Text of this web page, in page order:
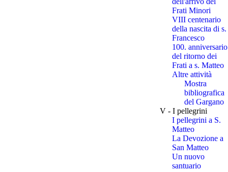
Frati Minori
VIII centenario
della nascita di s.
Francesco
100. anniversario
del ritorno dei
Frati a s. Matteo
Altre attività
Mostra
bibliografica
del Gargano
V - I pellegrini
I pellegrini a S.
Matteo
La Devozione a
San Matteo
Un nuovo
santuario